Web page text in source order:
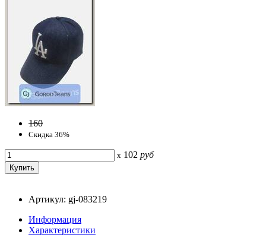
160
Скидка 36%
x 102 руб
Артикул: gj-083219
Информация
Характеристики